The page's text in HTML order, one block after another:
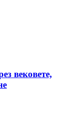
вековете,